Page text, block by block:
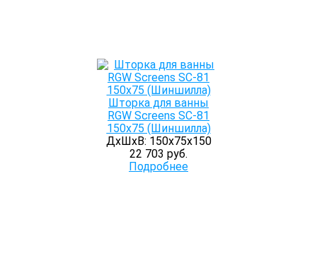
Шторка для ванны
RGW Screens SC-81
150х75 (Шиншилла)
ДхШхВ: 150х75х150
22 703 руб.
Подробнее